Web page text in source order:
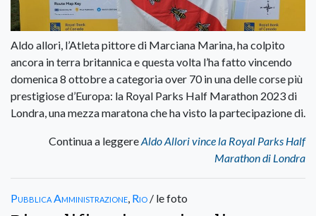
Aldo allori, l’Atleta pittore di Marciana Marina, ha colpito
ancora in terra britannica e questa volta l’ha fatto vincendo
domenica 8 ottobre a categoria over 70 in una delle corse più
prestigiose d’Europa: la Royal Parks Half Marathon 2023 di
Londra, una mezza maratona che ha visto la partecipazione di.
Continua a leggereAldo Allori vince la Royal Parks Half
Marathon di Londra
Pubblica Amministrazione, Rio / le foto